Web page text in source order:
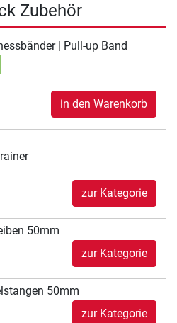
Zubehör
| Pull-up Band
in den Warenkorb
zur Kategorie
50mm
zur Kategorie
50mm
zur Kategorie